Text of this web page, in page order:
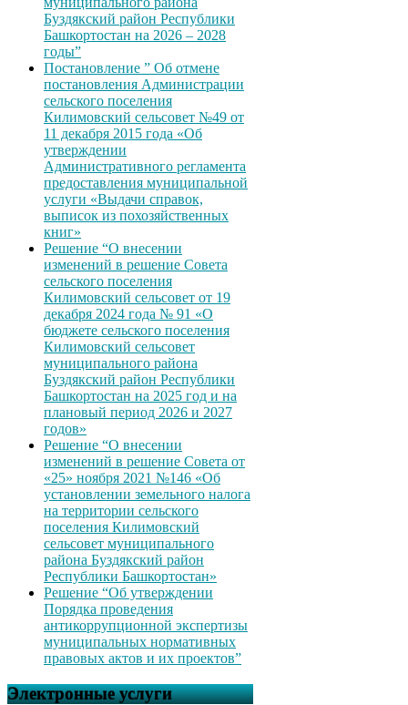
Буздякский район Республики
Башкортостан на 2026 – 2028
годы”
Постановление ” Об отмене
постановления Администрации
сельского поселения
Килимовский сельсовет №49 от
11 декабря 2015 года «Об
утверждении
Административного регламента
предоставления муниципальной
услуги «Выдачи справок,
выписок из похозяйственных
книг»
Решение “О внесении
изменений в решение Совета
сельского поселения
Килимовский сельсовет от 19
декабря 2024 года № 91 «О
бюджете сельского поселения
Килимовский сельсовет
муниципального района
Буздякский район Республики
Башкортостан на 2025 год и на
плановый период 2026 и 2027
годов»
Решение “О внесении
изменений в решение Совета от
«25» ноября 2021 №146 «Об
установлении земельного налога
на территории сельского
поселения Килимовский
сельсовет муниципального
района Буздякский район
Республики Башкортостан»
Решение “Об утверждении
Порядка проведения
антикоррупционной экспертизы
муниципальных нормативных
правовых актов и их проектов”
Электронные услуги